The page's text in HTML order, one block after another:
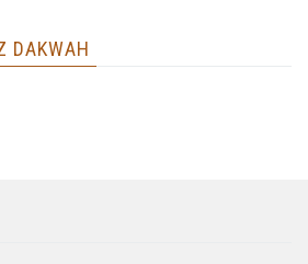
DAKWAH